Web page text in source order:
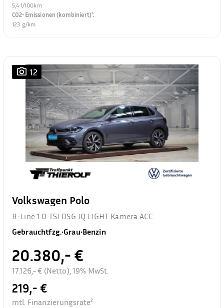
5,4 l/100km
CO2-Emissionen (kombiniert)¹:
123 g/km
12
Volkswagen Polo
R-Line 1.0 TSI DSG IQ.LIGHT Kamera ACC
Gebrauchtfzg.•Grau•Benzin
20.380,- €
17.126,- € (Netto), 19% MwSt.
219,- €
mtl. Finanzierungsrate²